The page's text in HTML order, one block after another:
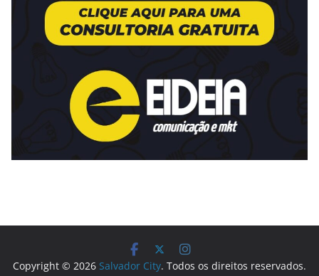
Copyright © 2026 Salvador City. Todos os direitos reservados.